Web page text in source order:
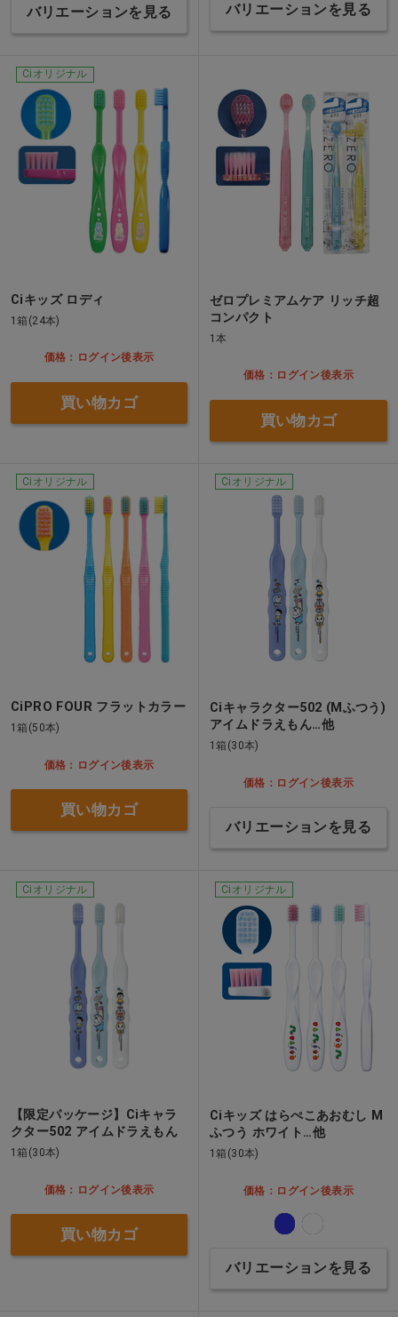
バリエーションを見る バリエーションを見る
Ciオリジナル
Ciキッズ ロディ
1箱(24本)
価格：ログイン後表示
買い物カゴ
ゼロプレミアムケア リッチ超
コンパクト
1本
価格：ログイン後表示
買い物カゴ
Ciオリジナル
CiPRO FOUR フラットカラー
1箱(50本)
価格：ログイン後表示
買い物カゴ
Ciオリジナル
Ciキャラクター502 (Mふつう)
アイムドラえもん…他
1箱(30本)
価格：ログイン後表示
バリエーションを見る
Ciオリジナル
【限定パッケージ】Ciキャラ
クター502 アイムドラえもん
1箱(30本)
価格：ログイン後表示
買い物カゴ
Ciオリジナル
Ciキッズ はらぺこあおむし M
ふつう ホワイト…他
1箱(30本)
価格：ログイン後表示
バリエーションを見る